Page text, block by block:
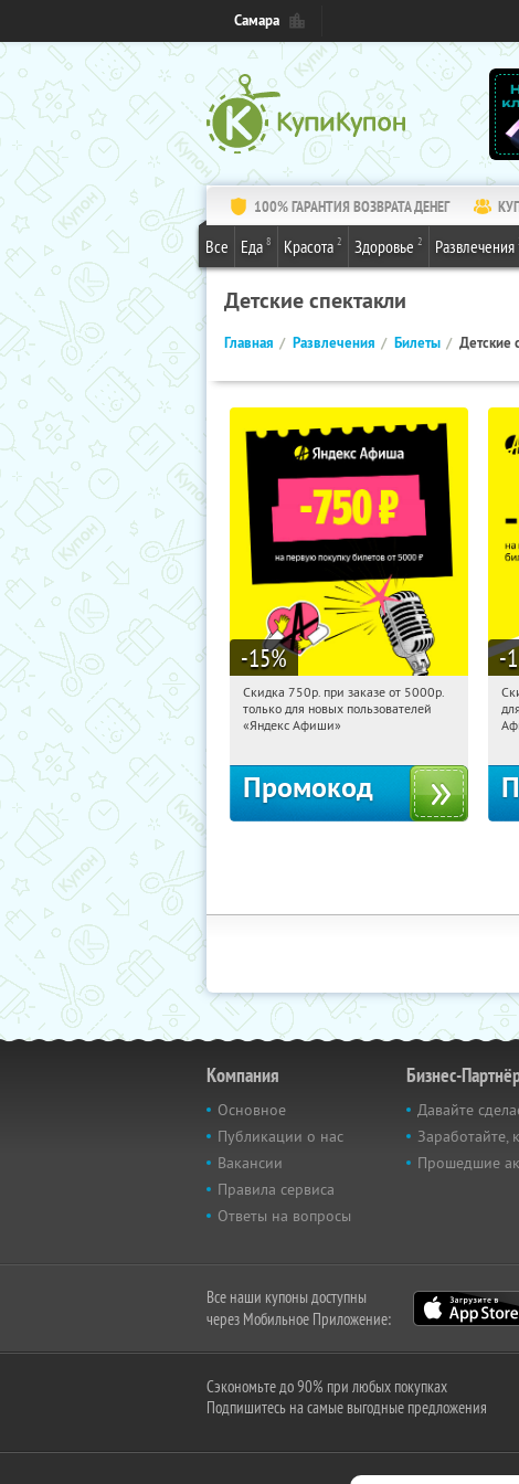
Самара
100% ГАРАНТИЯ ВОЗВРАТА ДЕНЕГ
Все Еда 8 Красота 2 Здоровье 2 Развлечения
Детские спектакли
Главная Развлечения Билеты Детские
-15%
20:25:59 Получили:114
Россия
Скидка 750р. при заказе от 5000р.
только для новых пользователей
«Яндекс Афиши»
Промокод
-
Компания
Основное
Публикации о нас
Вакансии
Правила сервиса
Ответы на вопросы
Бизнес-
Давайте
Заработайте,
Прошедшие
Все наши купоны доступны
через Мобильное Приложение:
Сэкономьте до 90% при любых покупках
Подпишитесь на самые выгодные предложения